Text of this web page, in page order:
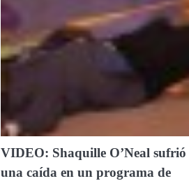
VIDEO: Shaquille O’Neal sufrió
una caída en un programa de